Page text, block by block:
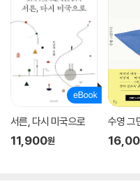
서른, 다시 미국으로
11,900원
수영 그